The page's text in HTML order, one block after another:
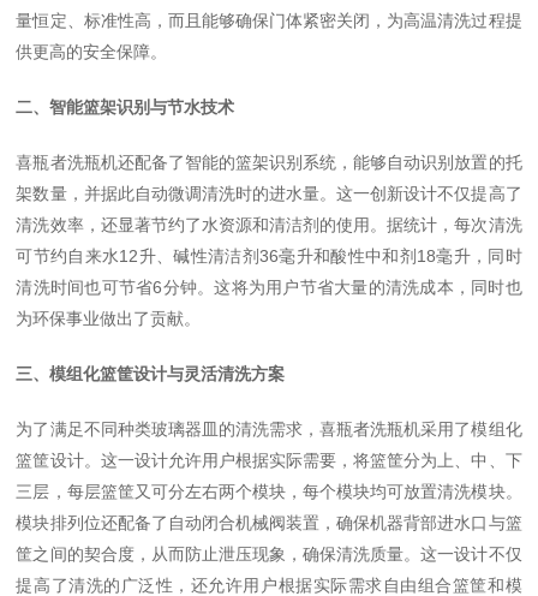
量恒定、标准性高，而且能够确保门体紧密关闭，为高温清洗过程提
供更高的安全保障。
二、智能篮架识别与节水技术
喜瓶者洗瓶机还配备了智能的篮架识别系统，能够自动识别放置的托
架数量，并据此自动微调清洗时的进水量。这一创新设计不仅提高了
清洗效率，还显著节约了水资源和清洁剂的使用。据统计，每次清洗
可节约自来水12升、碱性清洁剂36毫升和酸性中和剂 18毫升，同时
清洗时间也可节省6分钟。这将为用户节省大量的清洗成本，同时也
为环保事业做出了贡献。
三、模组化篮筐设计与灵活清洗方案
为了满足不同种类玻璃器皿的清洗需求，喜瓶者洗瓶机采用了模组化
篮筐设计。这一设计允许用户根据实际需要，将篮筐分为上、中、下
三层，每层篮筐又可分左右两个模块，每个模块均可放置清洗模块。
模块排列位还配备了自动闭合机械阀装置，确保机器背部进水口与篮
筐之间的契合度，从而防止泄压现象，确保清洗质量。这一设计不仅
提高了清洗的广泛性，还允许用户根据实际需求自由组合篮筐和模